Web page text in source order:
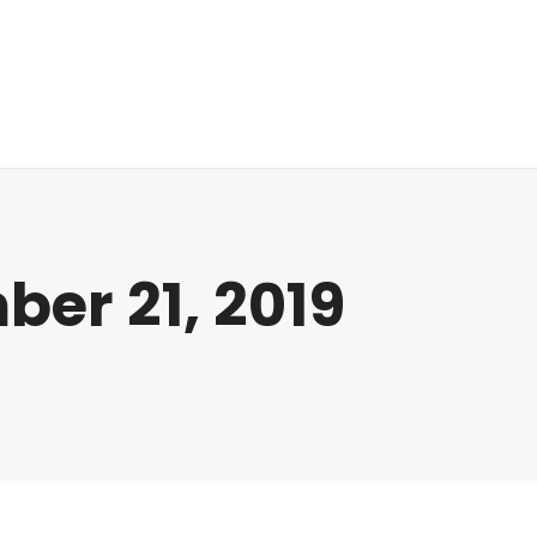
21, 2019